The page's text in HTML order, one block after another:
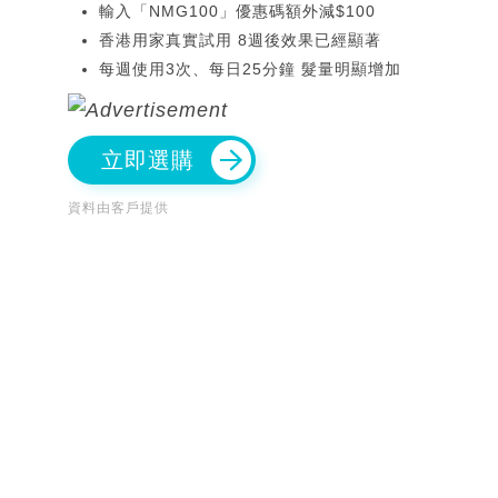
輸入「NMG100」優惠碼額外減$100
香港用家真實試用 8週後效果已經顯著
每週使用3次、每日25分鐘 髮量明顯增加
立即選購
資料由客戶提供